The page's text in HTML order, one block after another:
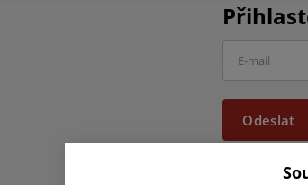
Odeslat